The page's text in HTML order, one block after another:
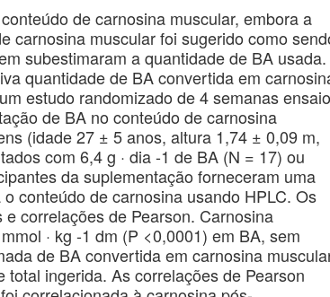
de carnosina muscular, embora a
carnosina muscular foi sugerido como
subestimaram a quantidade de BA usada.
quantidade de BA convertida em
estudo randomizado de 4 semanas ensaio
de BA no conteúdo de carnosina
(idade 27 ± 5 anos, altura 1,74 ± 0,09 m,
com 6,4 g · dia -1 de BA (N = 17) ou
da suplementação forneceram uma
conteúdo de carnosina usando HPLC. Os
correlações de Pearson. Carnosina
· kg -1 dm (P <0,0001) em BA, sem
de BA convertida em carnosina
ingerida. As correlações de Pearson